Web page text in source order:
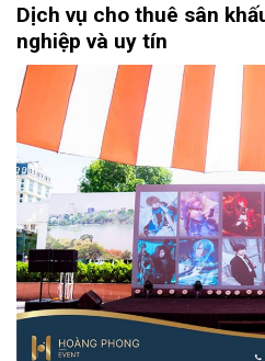
Dịch vụ cho thuê sân
nghiệp và uy tín